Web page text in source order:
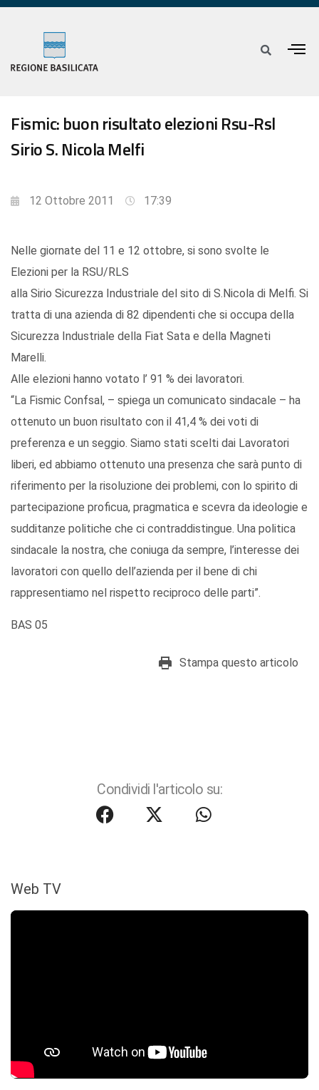
Fismic: buon risultato elezioni Rsu-Rsl
Sirio S. Nicola Melfi
12 Ottobre 2011 17:39
Nelle giornate del 11 e 12 ottobre, si sono svolte le
Elezioni per la RSU/RLS
alla Sirio Sicurezza Industriale del sito di S.Nicola di Melfi. Si
tratta di una azienda di 82 dipendenti che si occupa della
Sicurezza Industriale della Fiat Sata e della Magneti
Marelli.
Alle elezioni hanno votato l’ 91 % dei lavoratori.
“La Fismic Confsal, – spiega un comunicato sindacale – ha
ottenuto un buon risultato con il 41,4 % dei voti di
preferenza e un seggio. Siamo stati scelti dai Lavoratori
liberi, ed abbiamo ottenuto una presenza che sarà punto di
riferimento per la risoluzione dei problemi, con lo spirito di
partecipazione proficua, pragmatica e scevra da ideologie e
sudditanze politiche che ci contraddistingue. Una politica
sindacale la nostra, che coniuga da sempre, l’interesse dei
lavoratori con quello dell’azienda per il bene di chi
rappresentiamo nel rispetto reciproco delle parti”.
BAS 05
Stampa questo articolo
Condividi l'articolo su:
Web TV